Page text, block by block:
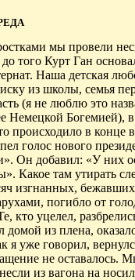
мы провели
того Курт Ган
Наша детская
из школы, семья
(я не люблю это
Немецкой Богемией),
происходило в конце
голос нового
Он добавил: «У них
Какое там утирать
изгнанных,
погибло от
кто уцелел,
из плена,
я уже говорил,
не оставалось.
из вагона на